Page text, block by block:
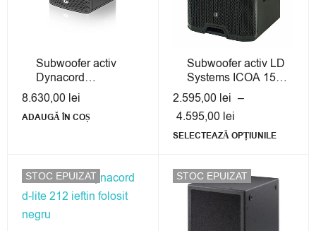
Subwoofer activ
Dynacord
Powersub 312
8.630,00 lei
ADAUGĂ ÎN COȘ
Subwoofer activ LD
Systems ICOA 15A
- Second Hand cu
Garanție
2.595,00 lei –
4.595,00 lei
SELECTEAZĂ OPȚIUNILE
STOC EPUIZAT STOC EPUIZAT